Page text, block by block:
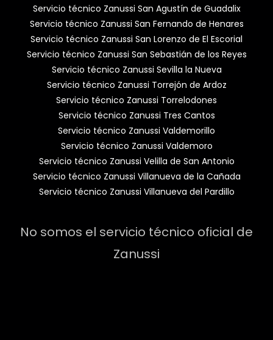
Servicio técnico Zanussi San Agustín de Guadalix
Servicio técnico Zanussi San Fernando de Henares
Servicio técnico Zanussi San Lorenzo de El Escorial
Servicio técnico Zanussi San Sebastián de los Reyes
Servicio técnico Zanussi Sevilla la Nueva
Servicio técnico Zanussi Torrejón de Ardoz
Servicio técnico Zanussi Torrelodones
Servicio técnico Zanussi Tres Cantos
Servicio técnico Zanussi Valdemorillo
Servicio técnico Zanussi Valdemoro
Servicio técnico Zanussi Velilla de San Antonio
Servicio técnico Zanussi Villanueva de la Cañada
Servicio técnico Zanussi Villanueva del Pardillo
No somos el servicio técnico oficial de
Zanussi